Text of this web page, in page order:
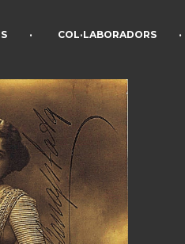
• COL·LABORADORS •